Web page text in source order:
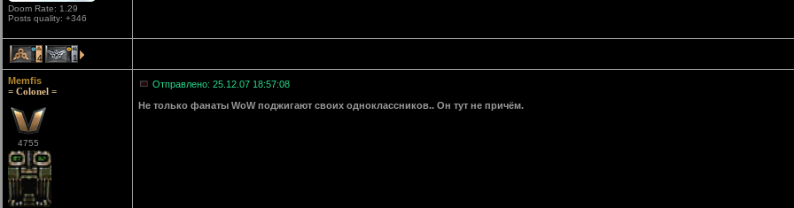
Doom Rate: 1.29
Posts quality: +346
4 1
Memfis
= Colonel =
4755
Отправлено: 25.12.07 18:57:08
Не только фанаты WoW поджигают своих одноклассников.. Он тут не причём.